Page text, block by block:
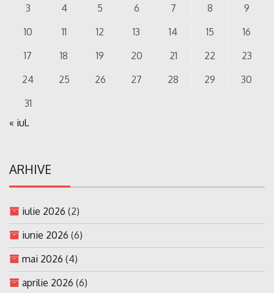
3
4 5 6 7 8
9
10
11 12 13 14 15
16
17
18 19 20 21 22
23
24
25 26 27 28 29
30
31
« iul.
ARHIVE
iulie 2026 (2)
iunie 2026 (6)
mai 2026 (4)
aprilie 2026 (6)